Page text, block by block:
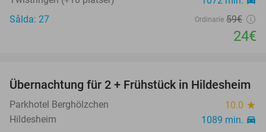
Sålda: 27 Ordinarie 59€
24€
52%
Übernachtung für 2 + Frühstück in Hildesheim
Parkhotel Berghölzchen 10.0 star
Hildesheim 1089 min. directions_car